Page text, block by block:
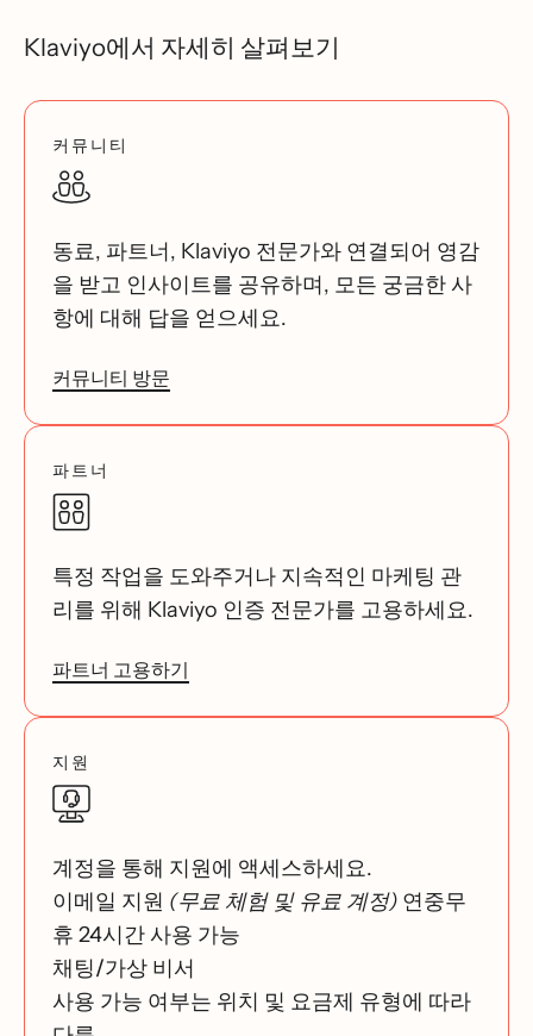
Klaviyo에서 자세히 살펴보기
커뮤니티
동료, 파트너, Klaviyo 전문가와 연결되어 영감
을 받고 인사이트를 공유하며, 모든 궁금한 사
항에 대해 답을 얻으세요.
커뮤니티 방문
파트너
특정 작업을 도와주거나 지속적인 마케팅 관
리를 위해 Klaviyo 인증 전문가를 고용하세요.
파트너 고용하기
지원
계정을 통해 지원에 액세스하세요.
이메일 지원 (무료 체험 및 유료 계정) 연중무
휴 24시간 사용 가능
채팅/가상 비서
사용 가능 여부는 위치 및 요금제 유형에 따라